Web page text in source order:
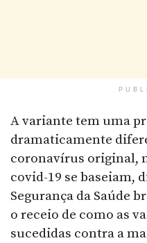
A variante tem uma
dramaticamente
coronavírus original,
covid-19 se baseiam,
Segurança da Saúde
o receio de como as
sucedidas contra a